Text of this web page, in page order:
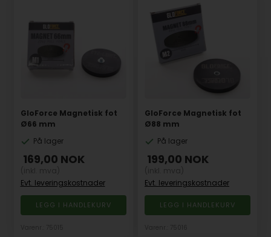
GloForce Magnetisk fot
Ø66 mm
På lager
169,00 NOK
Evt. leveringskostnader
GloForce Magnetisk fot
Ø88 mm
På lager
199,00 NOK
Evt. leveringskostnader